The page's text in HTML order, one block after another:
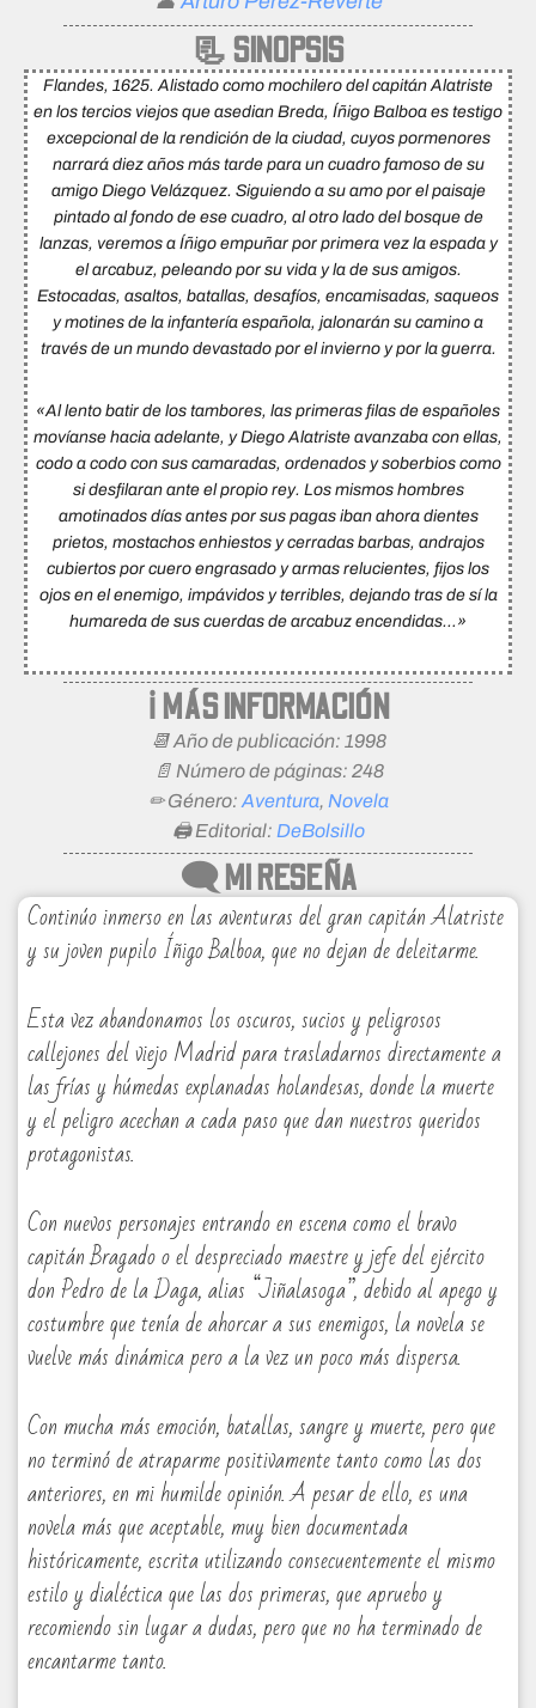
📃 SINOPSIS
Flandes, 1625. Alistado como mochilero del capitán Alatriste
en los tercios viejos que asedian Breda, Íñigo Balboa es testigo
excepcional de la rendición de la ciudad, cuyos pormenores
narrará diez años más tarde para un cuadro famoso de su
amigo Diego Velázquez. Siguiendo a su amo por el paisaje
pintado al fondo de ese cuadro, al otro lado del bosque de
lanzas, veremos a Íñigo empuñar por primera vez la espada y
el arcabuz, peleando por su vida y la de sus amigos.
Estocadas, asaltos, batallas, desafíos, encamisadas, saqueos
y motines de la infantería española, jalonarán su camino a
través de un mundo devastado por el invierno y por la guerra.
«Al lento batir de los tambores, las primeras filas de españoles
movíanse hacia adelante, y Diego Alatriste avanzaba con ellas,
codo a codo con sus camaradas, ordenados y soberbios como
si desfilaran ante el propio rey. Los mismos hombres
amotinados días antes por sus pagas iban ahora dientes
prietos, mostachos enhiestos y cerradas barbas, andrajos
cubiertos por cuero engrasado y armas relucientes, fijos los
ojos en el enemigo, impávidos y terribles, dejando tras de sí la
humareda de sus cuerdas de arcabuz encendidas…»
ℹ MÁS INFORMACIÓN
📆 Año de publicación: 1998
📄 Número de páginas: 248
✏ Género: Aventura, Novela
🖨 Editorial: DeBolsillo
🗨 MI RESEÑA
Continúo inmerso en las aventuras del gran capitán Alatriste
y su joven pupilo Íñigo Balboa, que no dejan de deleitarme.
Esta vez abandonamos los oscuros, sucios y peligrosos
callejones del viejo Madrid para trasladarnos directamente a
las frías y húmedas explanadas holandesas, donde la muerte
y el peligro acechan a cada paso que dan nuestros queridos
protagonistas.
Con nuevos personajes entrando en escena como el bravo
capitán Bragado o el despreciado maestre y jefe del ejército
don Pedro de la Daga, alias “Jiñalasoga”, debido al apego y
costumbre que tenía de ahorcar a sus enemigos, la novela se
vuelve más dinámica pero a la vez un poco más dispersa.
Con mucha más emoción, batallas, sangre y muerte, pero que
no terminó de atraparme positivamente tanto como las dos
anteriores, en mi humilde opinión. A pesar de ello, es una
novela más que aceptable, muy bien documentada
históricamente, escrita utilizando consecuentemente el mismo
estilo y dialéctica que las dos primeras, que apruebo y
recomiendo sin lugar a dudas, pero que no ha terminado de
encantarme tanto.